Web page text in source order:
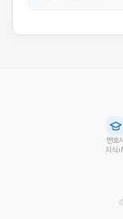
변호
지식